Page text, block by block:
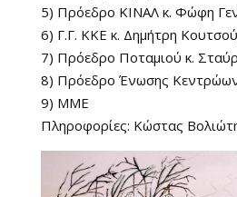
5) Πρόεδρο ΚΙΝΑΛ κ. Φώφη
6) Γ.Γ. ΚΚΕ κ. Δημήτρη
7) Πρόεδρο Ποταμιού κ.
8) Πρόεδρο Ένωσης Κεντρώων
9) ΜΜΕ
Πληροφορίες: Κώστας